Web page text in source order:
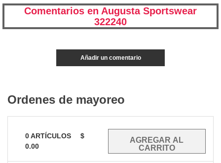
Comentarios en Augusta Sportswear
322240
Añadir un comentario
Ordenes de mayoreo
0ARTÍCULOS
$
0.00